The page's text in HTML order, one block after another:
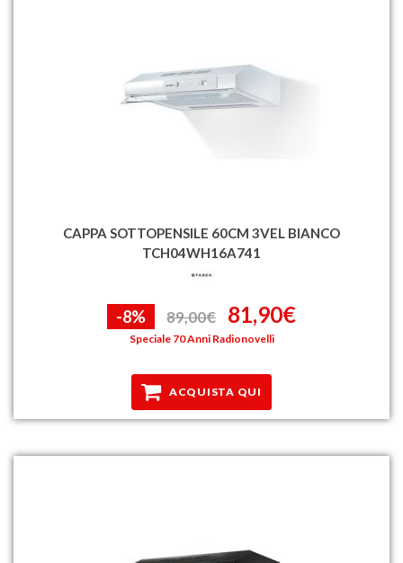
CAPPA SOTTOPENSILE 60CM 3VEL BIANCO
TCH04WH16A741
-8% 89,00€ 81,90€
Speciale 70 Anni Radionovelli
ACQUISTA QUI